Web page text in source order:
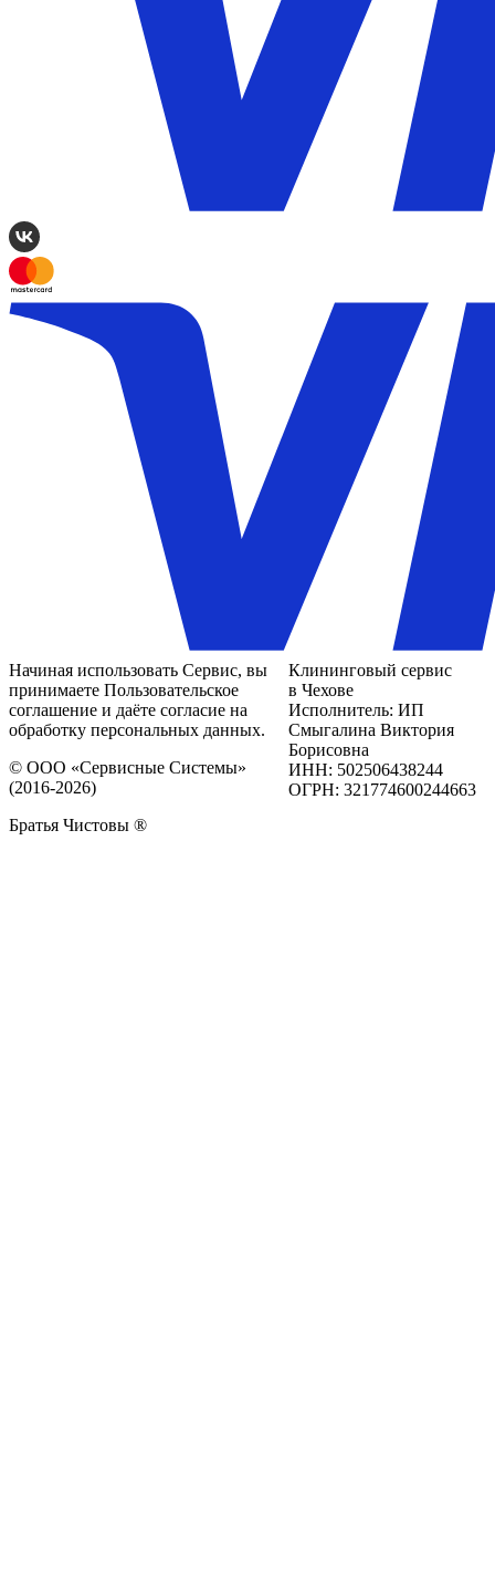
Начиная использовать Сервис, вы
принимаете Пользовательское
соглашение и даёте согласие на
обработку персональных данных.
© ООО «Сервисные Системы»
(2016-2026)
Братья Чистовы ®
Клининговый сервис
в Чехове
Исполнитель: ИП
Смыгалина Виктория
Борисовна
ИНН: 502506438244
ОГРН: 321774600244663